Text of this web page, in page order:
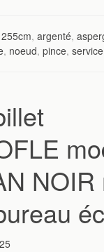
255cm,argenté,
, noeud,pince,service
NOIR